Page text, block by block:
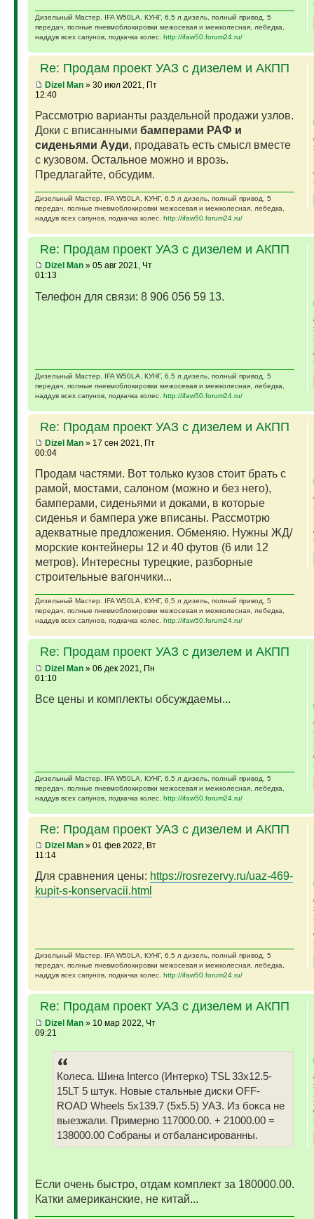
Дизельный Мастер. IFA W50LA, КУНГ, 6,5 л дизель, полный привод, 5
передач, полные пневмоблокировки межосевая и межколесная, лебедка,
наддув всех сапунов, подкачка колес. http://ifaw50.forum24.ru/
Re: Продам проект УАЗ с дизелем и АКПП
Dizel Man» 30 июл 2021, Пт
12:40
Рассмотрю варианты раздельной продажи узлов.
Доки с вписанными бамперами РАФ и
сиденьями Ауди, продавать есть смысл вместе
с кузовом. Остальное можно и врозь.
Предлагайте, обсудим.
Дизельный Мастер. IFA W50LA, КУНГ, 6,5 л дизель, полный привод, 5
передач, полные пневмоблокировки межосевая и межколесная, лебедка,
наддув всех сапунов, подкачка колес. http://ifaw50.forum24.ru/
Re: Продам проект УАЗ с дизелем и АКПП
Dizel Man» 05 авг 2021, Чт
01:13
Телефон для связи: 8 906 056 59 13.
Дизельный Мастер. IFA W50LA, КУНГ, 6,5 л дизель, полный привод, 5
передач, полные пневмоблокировки межосевая и межколесная, лебедка,
наддув всех сапунов, подкачка колес. http://ifaw50.forum24.ru/
Re: Продам проект УАЗ с дизелем и АКПП
Dizel Man» 17 сен 2021, Пт
00:04
Продам частями. Вот только кузов стоит брать с
рамой, мостами, салоном (можно и без него),
бамперами, сиденьями и доками, в которые
сиденья и бампера уже вписаны. Рассмотрю
адекватные предложения. Обменяю. Нужны ЖД/
морские контейнеры 12 и 40 футов (6 или 12
метров). Интересны турецкие, разборные
строительные вагончики...
Дизельный Мастер. IFA W50LA, КУНГ, 6,5 л дизель, полный привод, 5
передач, полные пневмоблокировки межосевая и межколесная, лебедка,
наддув всех сапунов, подкачка колес. http://ifaw50.forum24.ru/
Re: Продам проект УАЗ с дизелем и АКПП
Dizel Man» 06 дек 2021, Пн
01:10
Все цены и комплекты обсуждаемы...
Дизельный Мастер. IFA W50LA, КУНГ, 6,5 л дизель, полный привод, 5
передач, полные пневмоблокировки межосевая и межколесная, лебедка,
наддув всех сапунов, подкачка колес. http://ifaw50.forum24.ru/
Re: Продам проект УАЗ с дизелем и АКПП
Dizel Man» 01 фев 2022, Вт
11:14
Для сравнения цены: https://rosrezervy.ru/uaz-469-
kupit-s-konservacii.html
Дизельный Мастер. IFA W50LA, КУНГ, 6,5 л дизель, полный привод, 5
передач, полные пневмоблокировки межосевая и межколесная, лебедка,
наддув всех сапунов, подкачка колес. http://ifaw50.forum24.ru/
Re: Продам проект УАЗ с дизелем и АКПП
Dizel Man» 10 мар 2022, Чт
09:21
Колеса. Шина Interco (Интерко) TSL 33x12.5-
15LT 5 штук. Новые стальные диски OFF-
ROAD Wheels 5x139.7 (5x5.5) УАЗ. Из бокса не
выезжали. Примерно 117000.00. + 21000.00 =
138000.00 Собраны и отбалансированны.
Если очень быстро, отдам комплект за 180000.00.
Катки американские, не китай...